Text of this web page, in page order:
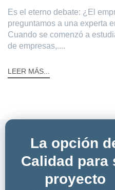
Es el eterno debate: ¿El
preguntamos a una experta
Cuando se comenzó a
de empresas,....
LEER MÁS...
La opción
Calidad para
proyecto